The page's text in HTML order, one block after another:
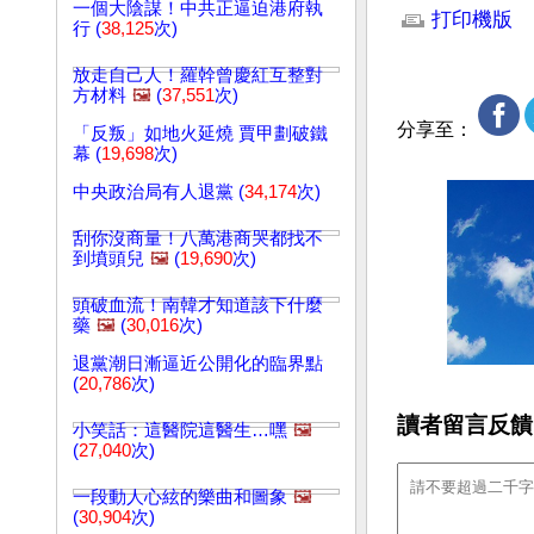
一個大陰謀！中共正逼迫港府執
行 (38,125次)
放走自己人！羅幹曾慶紅互整對
方材料 🖼️ (37,551次)
「反叛」如地火延燒 賈甲劃破鐵
幕 (19,698次)
中央政治局有人退黨 (34,174次)
刮你沒商量！八萬港商哭都找不
到墳頭兒 🖼️ (19,690次)
頭破血流！南韓才知道該下什麼
藥 🖼️ (30,016次)
退黨潮日漸逼近公開化的臨界點
(20,786次)
小笑話：這醫院這醫生…嘿 🖼️
(27,040次)
一段動人心絃的樂曲和圖象 🖼️
(30,904次)
打印機版
分享至：
讀者留言反